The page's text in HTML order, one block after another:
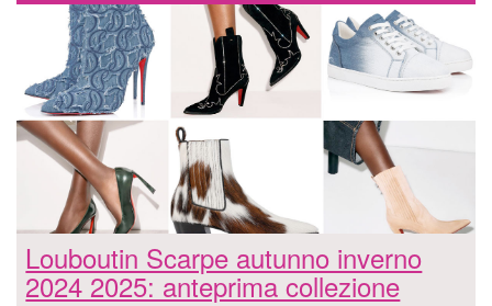
Louboutin Scarpe autunno inverno
2024 2025: anteprima collezione